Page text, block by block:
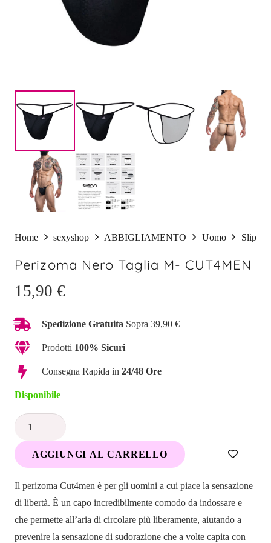
Home sexyshop ABBIGLIAMENTO Uomo Slip
Perizoma Nero Taglia M- CUT4MEN
15,90 €
Spedizione Gratuita Sopra 39,90 €
Prodotti 100% Sicuri
Consegna Rapida in 24/48 Ore
Disponibile
Perizoma
Taglia
CUT4MEN
quantità
AGGIUNGI AL CARRELLO
Il perizoma Cut4men è per gli uomini a cui piace la sensazione
di libertà. È un capo incredibilmente comodo da indossare e
che permette all’aria di circolare più liberamente, aiutando a
prevenire la sensazione di sudorazione che a volte capita con